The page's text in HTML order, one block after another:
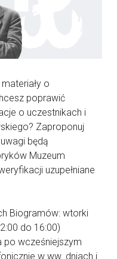
o
poprawić
o uczestnikach i
Zaproponuj
będą
Muzeum
uzupełniane
Biogramów: wtorki
do 16:00)
po wcześniejszym
w ww. dniach i